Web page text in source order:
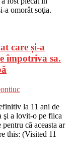
a omorât soţia.
care și-a
împotriva sa.
la 11 ani de
şi a lovit-o pe fiica
că aceasta ar
this: (Visited 11